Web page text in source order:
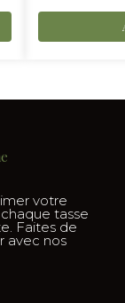
votre
tasse
Faites de
avec nos